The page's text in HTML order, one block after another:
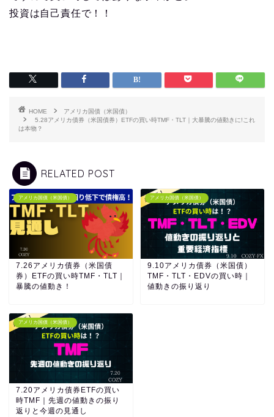
投資は自己責任で！！
HOME
アメリカ国債（米国債）
5.28アメリカ債券（米国債券）ETFの買い時TMF・TLT｜大暴騰の値動きに!これ
は本物？
RELATED POST
アメリカ国債（米国債）
7.26アメリカ債券（米国債
券）ETFの買い時TMF・TLT｜
暴騰の値動き！
アメリカ国債（米国債）
9.10アメリカ債券（米国債）
TMF・TLT・EDVの買い時｜
値動きの振り返り
アメリカ国債（米国債）
7.20アメリカ債券ETFの買い
時TMF｜先週の値動きの振り
返りと今週の見通し